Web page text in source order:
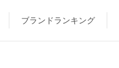
ブランドランキング